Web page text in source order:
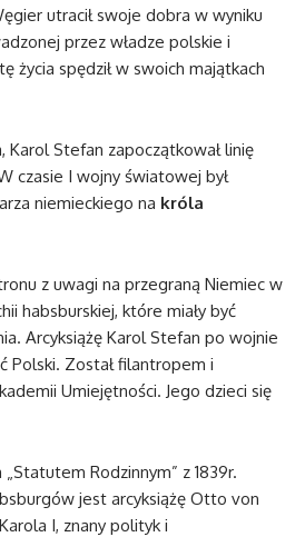
utracił swoje dobra w wyniku
przez władze polskie i
życia spędził w swoich majątkach
Karol Stefan zapoczątkował linię
czasie I wojny światowej był
niemieckiego na króla
z uwagi na przegraną Niemiec w
habsburskiej, które miały być
Arcyksiążę Karol Stefan po wojnie
Polski. Został filantropem i
Umiejętności. Jego dzieci się
Rodzinnym” z 1839r.
jest arcyksiążę Otto von
I, znany polityk i